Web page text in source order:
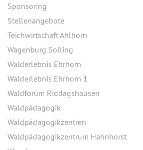
Sponsoring
Stellenangebote
Teichwirtschaft Ahlhorn
Wagenburg Solling
Walderlebnis Ehrhorn
Walderlebnis Ehrhorn 1
Waldforum Riddagshausen
Waldpädagogik
Waldpädagogikzentren
Waldpädagogikzentrum Hahnhorst